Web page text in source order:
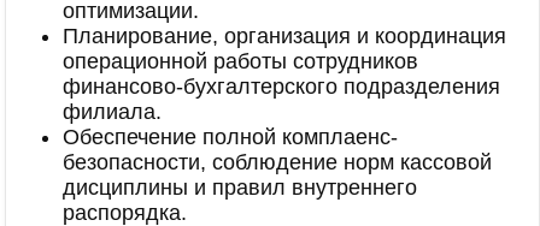
оптимизации.
Планирование, организация и координация
операционной работы сотрудников
финансово-бухгалтерского подразделения
филиала.
Обеспечение полной комплаенс-
безопасности, соблюдение норм кассовой
дисциплины и правил внутреннего
распорядка.